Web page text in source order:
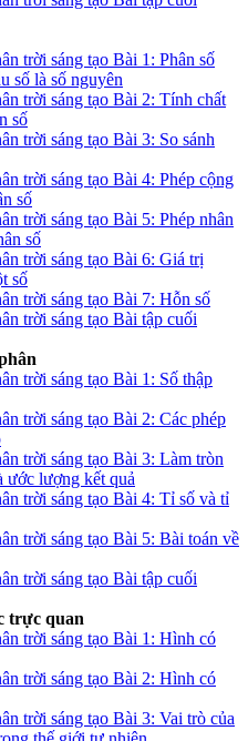
trời sáng tạo Bài 1: Phân số
số là số nguyên
trời sáng tạo Bài 2: Tính chất
số
trời sáng tạo Bài 3: So sánh
trời sáng tạo Bài 4: Phép cộng
số
trời sáng tạo Bài 5: Phép nhân
số
trời sáng tạo Bài 6: Giá trị
số
trời sáng tạo Bài 7: Hỗn số
trời sáng tạo Bài tập cuối
trời sáng tạo Bài 1: Số thập
trời sáng tạo Bài 2: Các phép
trời sáng tạo Bài 3: Làm tròn
ước lượng kết quả
trời sáng tạo Bài 4: Tỉ số và tỉ
trời sáng tạo Bài 5: Bài toán về
trời sáng tạo Bài tập cuối
trực quan
trời sáng tạo Bài 1: Hình có
trời sáng tạo Bài 2: Hình có
trời sáng tạo Bài 3: Vai trò của